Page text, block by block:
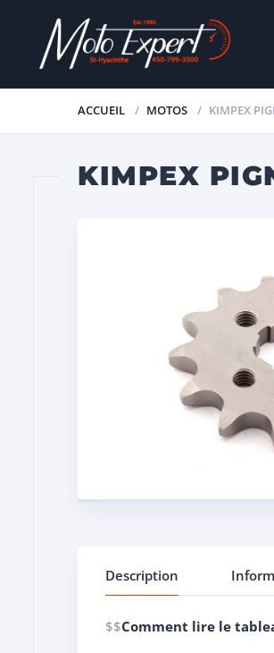
ACCUEIL MOTOS KIMPEX
KIMPEX
Description
$$Comment lire le